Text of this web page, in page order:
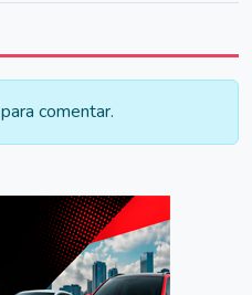
para comentar.